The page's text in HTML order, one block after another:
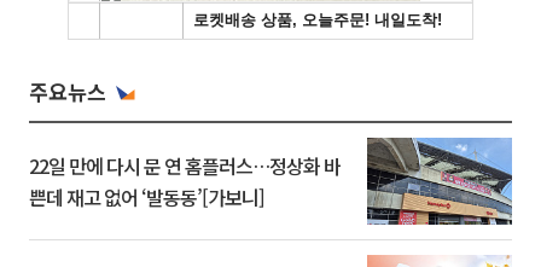
주요뉴스
22일 만에 다시 문 연 홈플러스…정상화 바
쁜데 재고 없어 ‘발동동’[가보니]